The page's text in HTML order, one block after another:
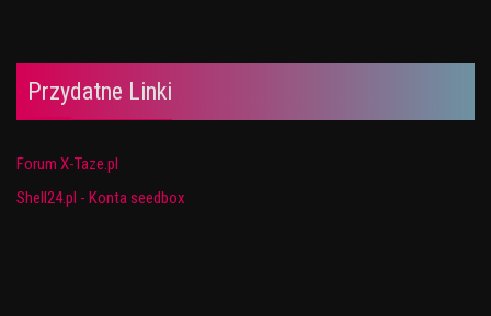
Przydatne Linki
Forum X-Taze.pl
Shell24.pl - Konta seedbox